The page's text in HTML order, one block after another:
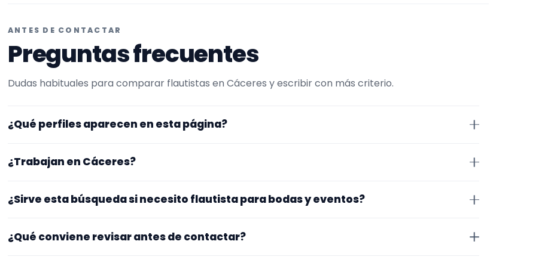
ANTES DE CONTACTAR
Preguntas frecuentes
Dudas habituales para comparar flautistas en Cáceres y escribir con más criterio.
¿Qué perfiles aparecen en esta página?
filtrada por experiencia o disponibilidad para bodas y eventos. Además, la página se centra
¿Trabajan en Cáceres?
confirmar lugar exacto, fechas, desplazamiento y disponibilidad antes de cerrar nada.
¿Sirve esta búsqueda si necesito flautista para bodas y eventos?
especialidad principal, repertorio, experiencia previa y material audiovisual.
¿Qué conviene revisar antes de contactar?